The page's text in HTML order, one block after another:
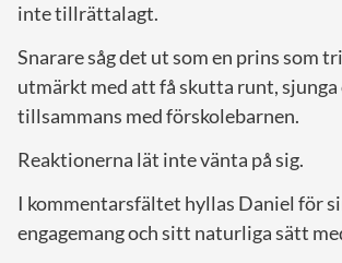
inte tillrättalagt.
Snarare såg det ut som en prins som
utmärkt med att få skutta runt, sjunga
tillsammans med förskolebarnen.
Reaktionerna lät inte vänta på sig.
I kommentarsfältet hyllas Daniel för
engagemang och sitt naturliga sätt